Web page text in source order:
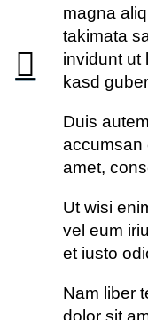
magna
takimata
invidunt ut
kasd
Duis
accumsan
amet,
Ut wisi
vel eum
et iusto
Nam liber
dolor sit